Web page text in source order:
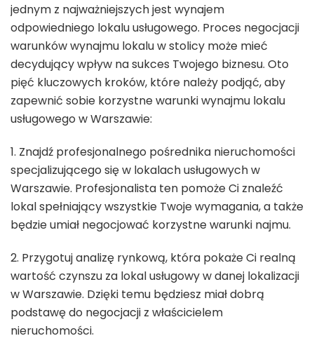
jednym z najważniejszych jest wynajem
odpowiedniego lokalu usługowego. Proces negocjacji
warunków wynajmu lokalu w stolicy może mieć
decydujący wpływ na sukces Twojego biznesu. Oto
pięć kluczowych kroków, które należy podjąć, aby
zapewnić sobie korzystne warunki wynajmu lokalu
usługowego w Warszawie:
1. Znajdź profesjonalnego pośrednika nieruchomości
specjalizującego się w lokalach usługowych w
Warszawie. Profesjonalista ten pomoże Ci znaleźć
lokal spełniający wszystkie Twoje wymagania, a także
będzie umiał negocjować korzystne warunki najmu.
2. Przygotuj analizę rynkową, która pokaże Ci realną
wartość czynszu za lokal usługowy w danej lokalizacji
w Warszawie. Dzięki temu będziesz miał dobrą
podstawę do negocjacji z właścicielem
nieruchomości.